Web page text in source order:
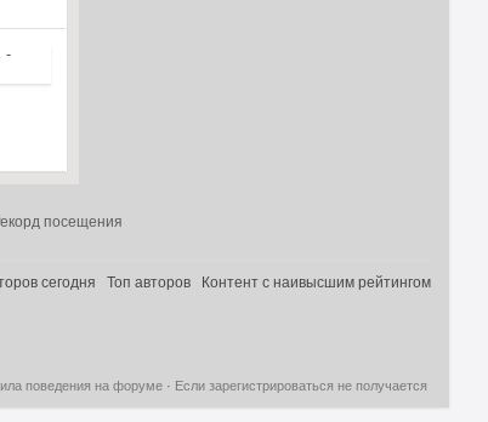
посещения
сегодня Топ авторов Контент с наивысшим рейтингом
Если зарегистрироваться не получается
поведения на форуме ·